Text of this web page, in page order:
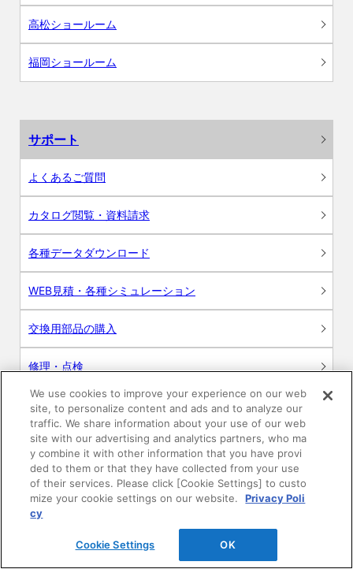
高松ショールーム
福岡ショールーム
サポート
よくあるご質問
カタログ閲覧・資料請求
各種データダウンロード
WEB見積・各種シミュレーション
交換用部品の購入
修理・点検
お問い合わせ
ログイン
建築・設計関係者様向けサイト
ユーザー登録サービス
WEB見積システム
We use cookies to improve your experience on our web
site, to personalize content and ads and to analyze our
traffic. We share information about your use of our web
site with our advertising and analytics partners, who ma
y combine it with other information that you have provi
ded to them or that they have collected from your use
of their services. Please click [Cookie Settings] to custo
mize your cookie settings on our website.
Privacy Poli
cy
Cookie Settings OK